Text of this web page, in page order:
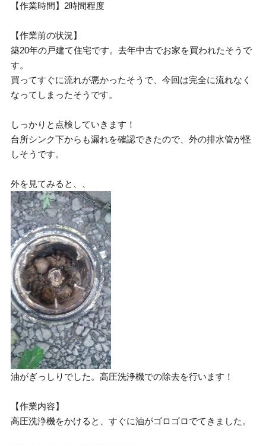
【作業時間】2時間程度
【作業前の状況】
築20年の戸建て住宅です。去年中古でお家を買われたそうで
す。
買ってすぐに流れが悪かったそうで、今回は完全に流れなく
なってしまったそうです。
しっかりと点検していきます！
台所シンク下からも漏れを確認できたので、外の排水管が怪
しそうです。
外を見てみると、、
油がぎっしりでした。高圧洗浄機での除去を行います！
【作業内容】
高圧洗浄機をかけると、すぐに油がゴロゴロでてきました。